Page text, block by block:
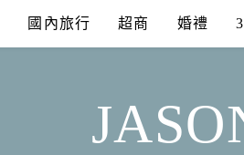
國內旅行 超商 婚禮